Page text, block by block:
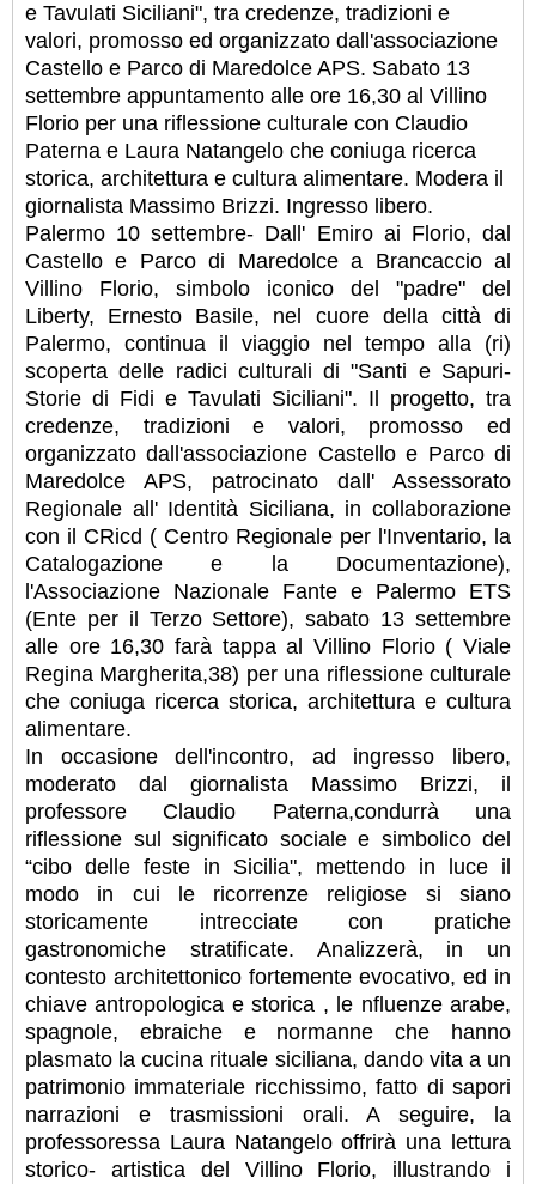
e Tavulati Siciliani", tra credenze, tradizioni e
valori, promosso ed organizzato dall'associazione
Castello e Parco di Maredolce APS. Sabato 13
settembre appuntamento alle ore 16,30 al Villino
Florio per una riflessione culturale con Claudio
Paterna e Laura Natangelo che coniuga ricerca
storica, architettura e cultura alimentare. Modera il
giornalista Massimo Brizzi. Ingresso libero.
Palermo 10 settembre- Dall' Emiro ai Florio, dal
Castello e Parco di Maredolce a Brancaccio al
Villino Florio, simbolo iconico del "padre" del
Liberty, Ernesto Basile, nel cuore della città di
Palermo, continua il viaggio nel tempo alla (ri)
scoperta delle radici culturali di "Santi e Sapuri-
Storie di Fidi e Tavulati Siciliani". Il progetto, tra
credenze, tradizioni e valori, promosso ed
organizzato dall'associazione Castello e Parco di
Maredolce APS, patrocinato dall' Assessorato
Regionale all' Identità Siciliana, in collaborazione
con il CRicd ( Centro Regionale per l'Inventario, la
Catalogazione e la Documentazione),
l'Associazione Nazionale Fante e Palermo ETS
(Ente per il Terzo Settore), sabato 13 settembre
alle ore 16,30 farà tappa al Villino Florio ( Viale
Regina Margherita,38) per una riflessione culturale
che coniuga ricerca storica, architettura e cultura
alimentare.
In occasione dell'incontro, ad ingresso libero,
moderato dal giornalista Massimo Brizzi, il
professore Claudio Paterna,condurrà una
riflessione sul significato sociale e simbolico del
“cibo delle feste in Sicilia", mettendo in luce il
modo in cui le ricorrenze religiose si siano
storicamente intrecciate con pratiche
gastronomiche stratificate. Analizzerà, in un
contesto architettonico fortemente evocativo, ed in
chiave antropologica e storica , le nfluenze arabe,
spagnole, ebraiche e normanne che hanno
plasmato la cucina rituale siciliana, dando vita a un
patrimonio immateriale ricchissimo, fatto di sapori
narrazioni e trasmissioni orali. A seguire, la
professoressa Laura Natangelo offrirà una lettura
storico- artistica del Villino Florio, illustrando i